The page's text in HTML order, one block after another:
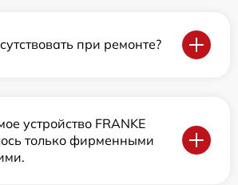
при ремонте?
устройство FRANKE
только фирменными